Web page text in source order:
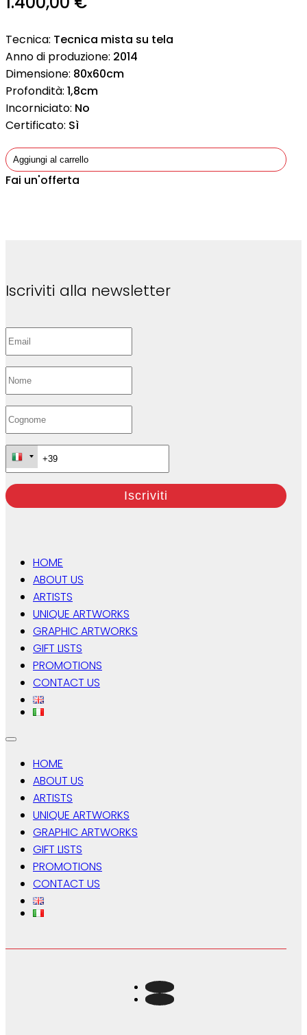
Tecnica: Tecnica mista su tela
Anno di produzione: 2014
Dimensione: 80x60cm
Profondità: 1,8cm
Incorniciato: No
Certificato: Sì
Aggiungi al carrello
Fai un'offerta
Iscriviti alla newsletter
HOME
ABOUT US
ARTISTS
UNIQUE ARTWORKS
GRAPHIC ARTWORKS
GIFT LISTS
PROMOTIONS
CONTACT US
HOME
ABOUT US
ARTISTS
UNIQUE ARTWORKS
GRAPHIC ARTWORKS
GIFT LISTS
PROMOTIONS
CONTACT US